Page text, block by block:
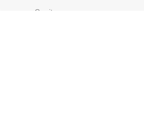
Carrito